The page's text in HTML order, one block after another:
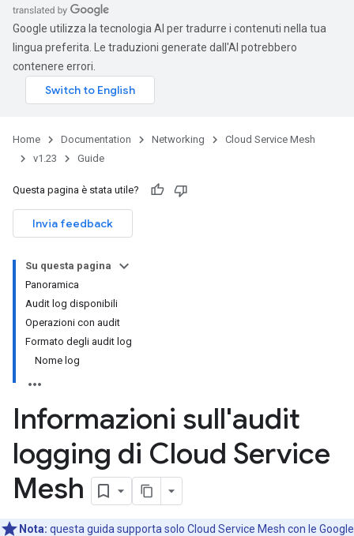
Google utilizza la tecnologia AI per tradurre i contenuti nella tua
lingua preferita. Le traduzioni generate dall'AI potrebbero
contenere errori.
Home Documentation Networking
Cloud Service Mesh
v1.23
Guide
Questa pagina è stata utile?
Invia feedback
Su questa pagina
Panoramica
Audit log disponibili
Operazioni con audit
Formato degli audit log
Nome log
Informazioni sull'audit
logging di Cloud Service
Mesh
Nota: questa guida supporta solo Cloud Service Mesh con le Google